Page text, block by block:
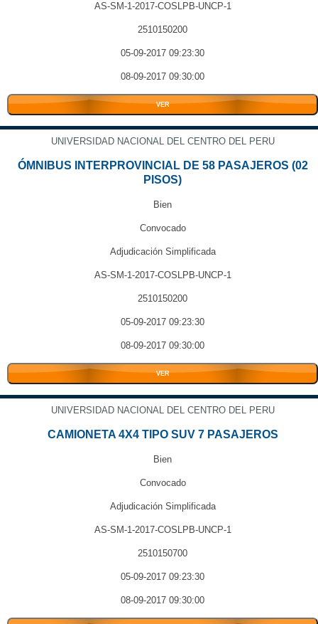
AS-SM-1-2017-COSLPB-UNCP-1
2510150200
05-09-2017 09:23:30
08-09-2017 09:30:00
VER
UNIVERSIDAD NACIONAL DEL CENTRO DEL PERU
ÓMNIBUS INTERPROVINCIAL DE 58 PASAJEROS (02
PISOS)
Bien
Convocado
Adjudicación Simplificada
AS-SM-1-2017-COSLPB-UNCP-1
2510150200
05-09-2017 09:23:30
08-09-2017 09:30:00
VER
UNIVERSIDAD NACIONAL DEL CENTRO DEL PERU
CAMIONETA 4X4 TIPO SUV 7 PASAJEROS
Bien
Convocado
Adjudicación Simplificada
AS-SM-1-2017-COSLPB-UNCP-1
2510150700
05-09-2017 09:23:30
08-09-2017 09:30:00